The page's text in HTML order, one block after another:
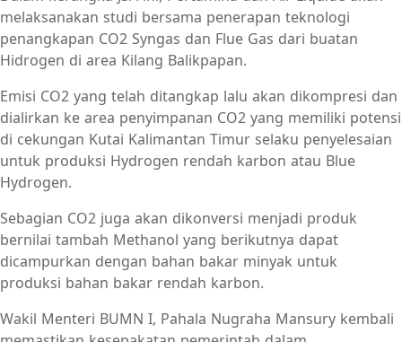
melaksanakan studi bersama penerapan teknologi
penangkapan CO2 Syngas dan Flue Gas dari buatan
Hidrogen di area Kilang Balikpapan.
Emisi CO2 yang telah ditangkap lalu akan dikompresi dan
dialirkan ke area penyimpanan CO2 yang memiliki potensi
di cekungan Kutai Kalimantan Timur selaku penyelesaian
untuk produksi Hydrogen rendah karbon atau Blue
Hydrogen.
Sebagian CO2 juga akan dikonversi menjadi produk
bernilai tambah Methanol yang berikutnya dapat
dicampurkan dengan bahan bakar minyak untuk
produksi bahan bakar rendah karbon.
Wakil Menteri BUMN I, Pahala Nugraha Mansury kembali